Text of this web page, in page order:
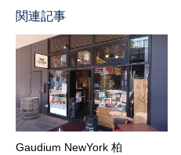
関連記事
Gaudium NewYork 柏